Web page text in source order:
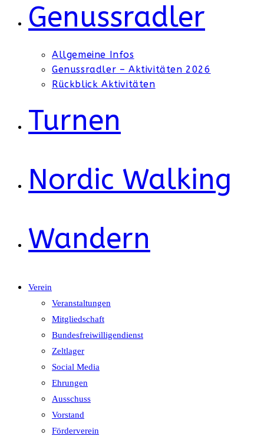
Genussradler
Allgemeine Infos
Genussradler – Aktivitäten 2026
Rückblick Aktivitäten
Turnen
Nordic Walking
Wandern
Verein
Veranstaltungen
Mitgliedschaft
Bundesfreiwilligendienst
Zeltlager
Social Media
Ehrungen
Ausschuss
Vorstand
Förderverein